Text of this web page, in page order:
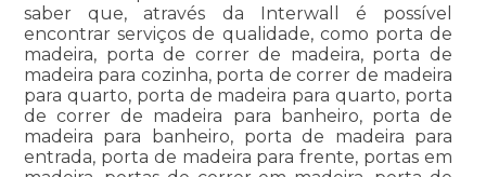
saber que, através da Interwall é possível
encontrar serviços de qualidade, como porta de
madeira, porta de correr de madeira, porta de
madeira para cozinha, porta de correr de madeira
para quarto, porta de madeira para quarto, porta
de correr de madeira para banheiro, porta de
madeira para banheiro, porta de madeira para
entrada, porta de madeira para frente, portas em